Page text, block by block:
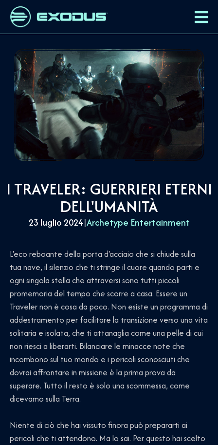
I TRAVELER: GUERRIERI ETERNI
DELL'UMANITÀ
23 luglio 2024|Archetype Entertainment
L'eco reboante della porta d'acciaio che si chiude sulla
tua nave, il silenzio che ti stringe il cuore quando parti e
ogni singola stella che attraversi sono tutti piccoli
promemoria del tempo che scorre a casa. Essere un
Traveler non è cosa da poco. Non esiste un programma di
addestramento per facilitare la transizione verso una vita
solitaria e isolata, che ti attanaglia come una pelle di cui
non riesci a liberarti. Bilanciare le minacce note che
incombono sul tuo mondo e i pericoli sconosciuti che
dovrai affrontare in missione è la prima prova da
superare. Tutto il resto è solo una scommessa, come
dicevamo sulla Terra.
Niente di ciò che hai vissuto finora può prepararti ai
pericoli che ti attendono. Ma lo sai. Per questo hai scelto